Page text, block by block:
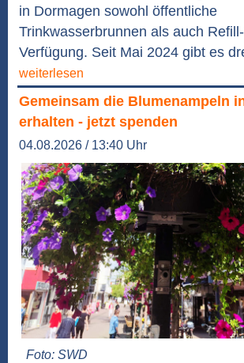
in Dormagen sowohl öffentliche
Trinkwasserbrunnen als auch
Verfügung. Seit Mai 2024 gibt es
weiterlesen
Gemeinsam die Blumenampeln
erhalten - jetzt spenden
04.08.2026 / 13:40 Uhr
Foto: SWD